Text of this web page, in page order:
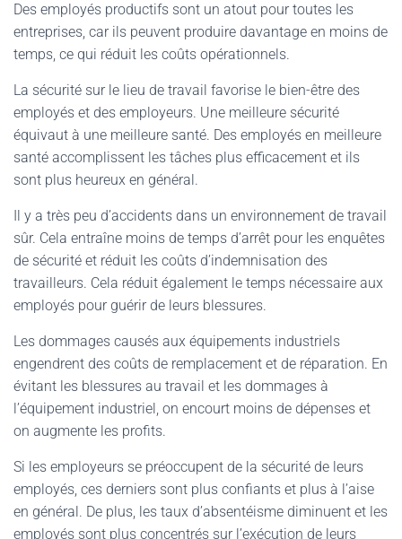
Des employés productifs sont un atout pour toutes les
entreprises, car ils peuvent produire davantage en moins de
temps, ce qui réduit les coûts opérationnels.
La sécurité sur le lieu de travail favorise le bien-être des
employés et des employeurs. Une meilleure sécurité
équivaut à une meilleure santé. Des employés en meilleure
santé accomplissent les tâches plus efficacement et ils
sont plus heureux en général.
Il y a très peu d’accidents dans un environnement de travail
sûr. Cela entraîne moins de temps d’arrêt pour les enquêtes
de sécurité et réduit les coûts d’indemnisation des
travailleurs. Cela réduit également le temps nécessaire aux
employés pour guérir de leurs blessures.
Les dommages causés aux équipements industriels
engendrent des coûts de remplacement et de réparation. En
évitant les blessures au travail et les dommages à
l’équipement industriel, on encourt moins de dépenses et
on augmente les profits.
Si les employeurs se préoccupent de la sécurité de leurs
employés, ces derniers sont plus confiants et plus à l’aise
en général. De plus, les taux d’absentéisme diminuent et les
employés sont plus concentrés sur l’exécution de leurs